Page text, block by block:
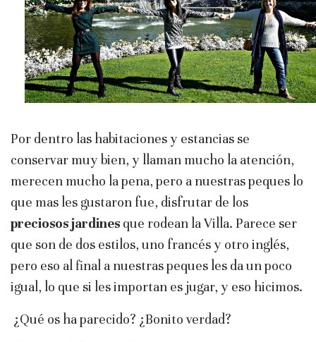
Por dentro las habitaciones y estancias se
conservar muy bien, y llaman mucho la atención,
merecen mucho la pena, pero a nuestras peques lo
que mas les gustaron fue, disfrutar de los
preciosos jardines que rodean la Villa. Parece ser
que son de dos estilos, uno francés y otro inglés,
pero eso al final a nuestras peques les da un poco
igual, lo que si les importan es jugar, y eso hicimos.
¿Qué os ha parecido? ¿Bonito verdad?